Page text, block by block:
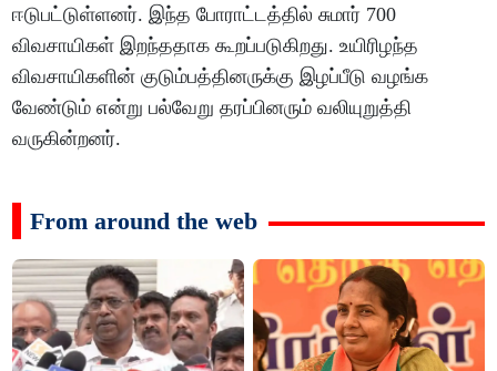
ஈடுபட்டுள்ளனர். இந்த போராட்டத்தில் சுமார் 700
விவசாயிகள் இறந்ததாக கூறப்படுகிறது. உயிரிழந்த
விவசாயிகளின் குடும்பத்தினருக்கு இழப்பீடு வழங்க
வேண்டும் என்று பல்வேறு தரப்பினரும் வலியுறுத்தி
வருகின்றனர்.
From around the web